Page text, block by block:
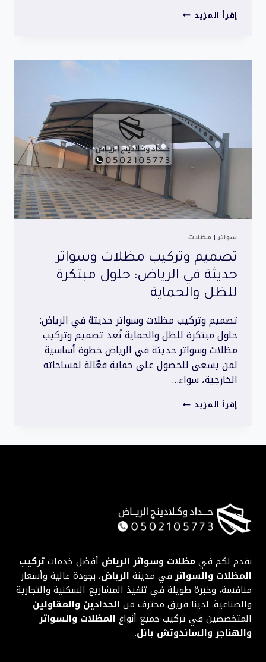
إقرأ المزيد سواتر
حديد
القطيف
05021057743
سواتر| مظلات
تصميم وتركيب مظلات وسواتر
حديثة في الرياض: حلول مبتكرة
للظل والحماية
تصميم وتركيب مظلات وسواتر حديثة في الرياض:
حلول مبتكرة للظل والحماية تُعد تصميم وتركيب
مظلات وسواتر حديثة في الرياض خطوة أساسية
لمن يسعى للحصول على حماية فعّالة لمساحاته
الخارجية، سواء…
إقرأ المزيد تصميم
حديثة
للظل
والحماية
نقدم لكم فيمظلات وسواتر الرياض أفضل خدماتتركيب
المظلات والسواترفي مدينة الرياض، بجودة عالية وأسعار
منافسة، وخبرة طويلة في تنفيذ المشاريع السكنية والتجارية
والصناعية. لدينا فريق محترف من الحدادين والمقاولين
المتخصصين في تركيب جميع أنواع المظلات والسواتر
والهناجر والساندوتش بانل.